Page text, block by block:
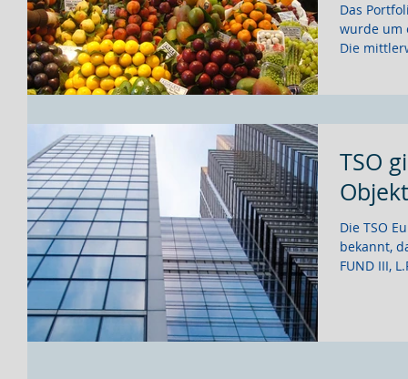
Das
wurde um
Die
TSO
Die TSO
bekannt,
FUND III,